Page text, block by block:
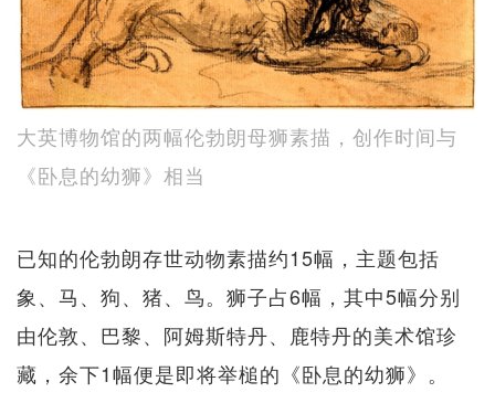
大英博物馆的两幅伦勃朗母狮素描，创作时间与
《卧息的幼狮》相当
已知的伦勃朗存世动物素描约15幅，主题包括
象、马、狗、猪、鸟。狮子占6幅，其中5幅分别
由伦敦、巴黎、阿姆斯特丹、鹿特丹的美术馆珍
藏，余下1幅便是即将举槌的《卧息的幼狮》。